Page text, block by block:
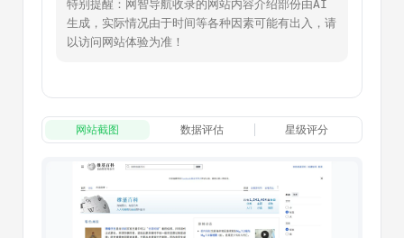
特别提醒：网智导航收录的网站内容介绍部份由AI
生成，实际情况由于时间等各种因素可能有出入，请
以访问网站体验为准！
网站截图 数据评估 星级评分